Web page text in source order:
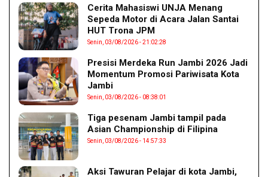
Cerita Mahasiswi UNJA Menang
Sepeda Motor di Acara Jalan Santai
HUT Trona JPM
Senin, 03/08/2026 - 21:02:28
Presisi Merdeka Run Jambi 2026 Jadi
Momentum Promosi Pariwisata Kota
Jambi
Senin, 03/08/2026 - 08:38:01
Tiga pesenam Jambi tampil pada
Asian Championship di Filipina
Senin, 03/08/2026 - 14:57:33
Aksi Tawuran Pelajar di kota Jambi,